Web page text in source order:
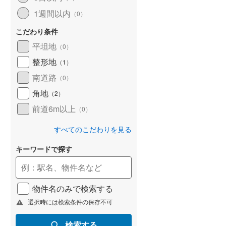
1週間以内 （0）
こだわり条件
平坦地 （0）
整形地 （1 ）
南道路 （0）
角地 （2）
前道6m以上 （0）
すべてのこだわりを見る
キーワードで探す
物件名のみで検索する
選択時には検索条件の保存不可